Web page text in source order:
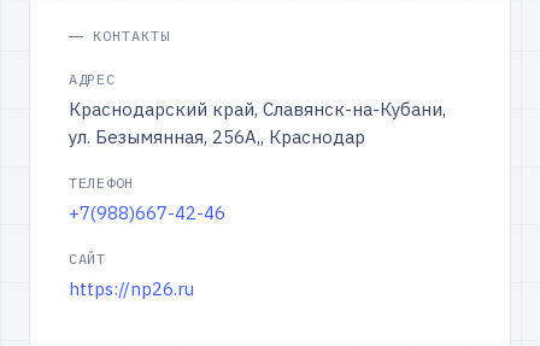
КОНТАКТЫ
АДРЕС
Краснодарский край, Славянск-на-Кубани,
ул. Безымянная, 256А,, Краснодар
ТЕЛЕФОН
+7(988)667-42-46
САЙТ
https://np26.ru